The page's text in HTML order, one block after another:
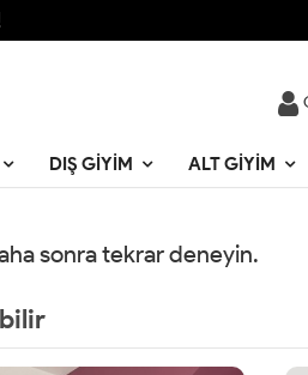
DIŞ GIYIM ALT GIYIM
sonra tekrar deneyin.